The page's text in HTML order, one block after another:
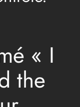
« I
the